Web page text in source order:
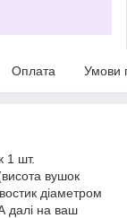
Оплата Умови
1 шт.
вушок
діаметром
далі на ваш